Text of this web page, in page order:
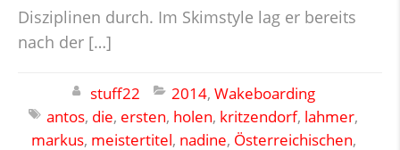
Disziplinen durch. Im Skimstyle lag er bereits
nach der […]
stuff22 2014, Wakeboarding
antos, die, ersten, holen, kritzendorf, lahmer,
markus, meistertitel, nadine, Österreichischen,